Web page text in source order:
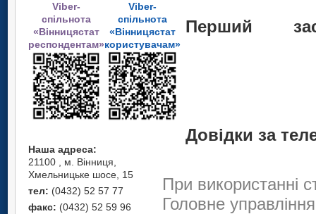
Viber-
спільнота
«Вінницястат
респондентам»
Viber-
спільнота
«Вінницястат
користувачам»
Наша адреса:
21100 , м. Вінниця,
Хмельницьке шосе, 15
тел: (0432) 52 57 77
факс: (0432) 52 59 96
Перший
С.В.
Довідки за
При використанні
Головне